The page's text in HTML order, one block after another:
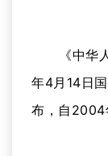
《中华
年4月14日
布，自2004